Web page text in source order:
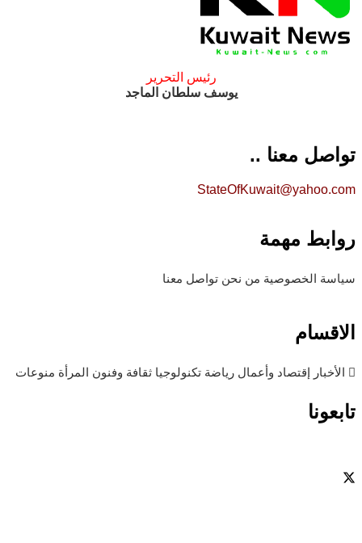
رئيس التحرير
يوسف سلطان الماجد
تواصل معنا ..
StateOfKuwait@yahoo.com
روابط مهمة
سياسة الخصوصية من نحن تواصل معنا
الاقسام
الأخبار إقتصاد وأعمال رياضة تكنولوجيا ثقافة وفنون المرأة منوعات
تابعونا